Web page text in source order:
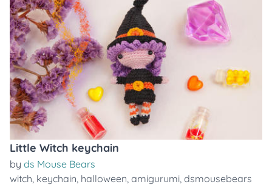
Little Witch keychain
by ds Mouse Bears
witch, keychain, halloween, amigurumi, dsmousebears